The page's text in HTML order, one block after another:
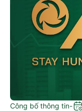
Công bố thông tin-